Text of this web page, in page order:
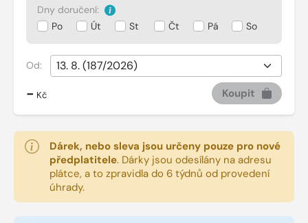
Dny doručení:
Po
Út St Čt Pá So
Od:
- Kč Koupit
Dárek, nebo sleva jsou určeny pouze pro nové
předplatitele. Dárky jsou odesílány na adresu
plátce, a to zpravidla do 6 týdnů od provedení
úhrady.